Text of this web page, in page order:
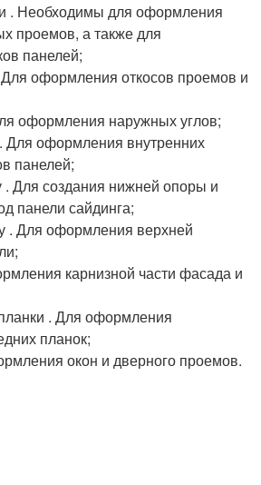
. Необходимы для оформления
проемов, а также для
панелей;
оформления откосов проемов и
оформления наружных углов;
Для оформления внутренних
панелей;
. Для создания нижней опоры и
панели сайдинга;
. Для оформления верхней
карнизной части фасада и
. Для оформления
планок;
окон и дверного проемов.